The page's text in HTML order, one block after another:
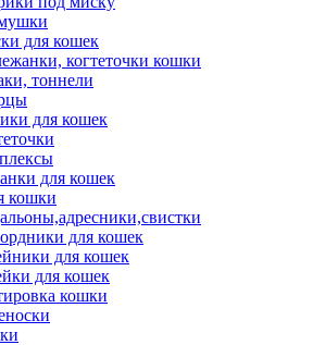
для кошек
когтеточки кошки
тоннели
для кошек
для кошек
кошки
для кошек
для кошек
для кошек
кошки